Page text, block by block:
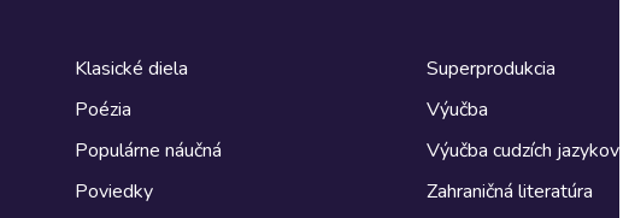
Klasické diela
Poézia
Populárne náučná
Poviedky
Superprodukcia
Výučba
Výučba cudzích jazykov
Zahraničná literatúra